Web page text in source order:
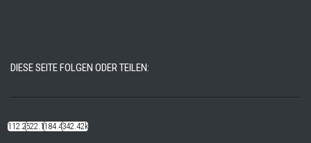
DIESE SEITE FOLGEN ODER TEILEN:
112.22k522.14k184.48k342.42k